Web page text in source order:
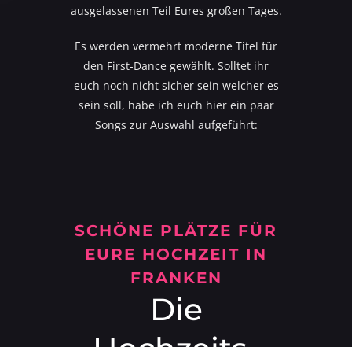
ausgelassenen Teil Eures großen Tages.
Es werden vermehrt moderne Titel für
den First-Dance gewählt. Solltet ihr
euch noch nicht sicher sein welcher es
sein soll, habe ich euch hier ein paar
Songs zur Auswahl aufgeführt:
SCHÖNE PLÄTZE FÜR
EURE HOCHZEIT IN
FRANKEN
Die